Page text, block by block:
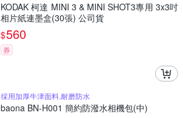
KODAK 柯達 MINI 3 & MINI SHOT3專用 3x3吋
相片紙連墨盒(30張) 公司貨
$560
券
採用加厚牛津面料,耐磨防水
baona BN-H001 簡約防潑水相機包(中)